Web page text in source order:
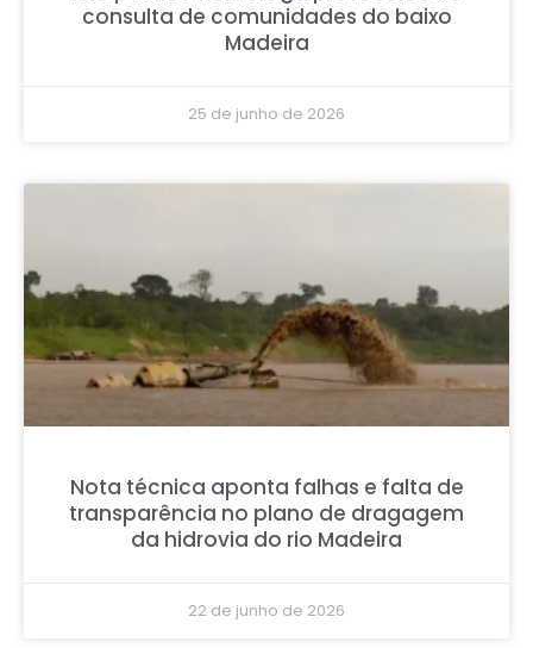
consulta de comunidades do baixo
Madeira
25 de junho de 2026
Nota técnica aponta falhas e falta de
transparência no plano de dragagem
da hidrovia do rio Madeira
22 de junho de 2026